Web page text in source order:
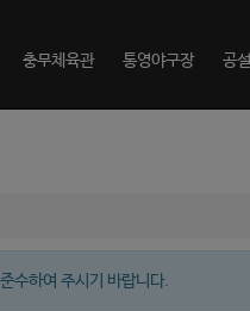
충무체육관 통영야구장 공
수하여 주시기 바랍니다.